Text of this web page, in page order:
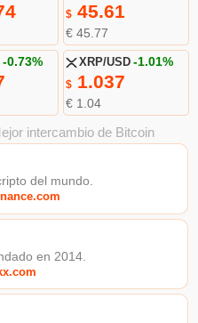
$45.61
€ 45.77
-0.73% XRP/USD -1.01%
$1.037
€ 1.04
intercambio de Bitcoin
del mundo.
en 2014.